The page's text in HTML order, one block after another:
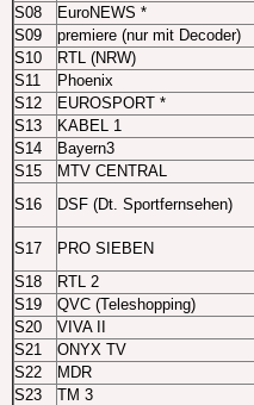
S08
EuroNEWS *
S09
premiere (nur mit Decoder)
S10
RTL (NRW)
S11
Phoenix
S12
EUROSPORT *
S13
KABEL 1
S14
Bayern3
S15
MTV CENTRAL
S16
DSF (Dt. Sportfernsehen)
S17
PRO SIEBEN
S18
RTL 2
S19
QVC (Teleshopping)
S20
VIVA II
S21
ONYX TV
S22
MDR
S23
TM 3